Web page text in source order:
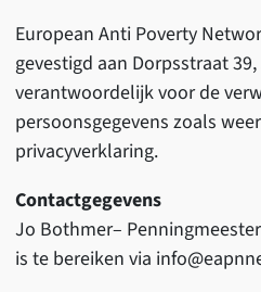
European Anti Poverty
gevestigd aan Dorpsstraat
verantwoordelijk voor de
persoonsgegevens zoals
privacyverklaring.
Contactgegevens
Jo Bothmer–
is te bereiken via